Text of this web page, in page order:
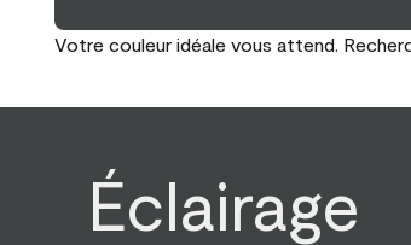
Votre couleur idéale vous attend.
Éclairage